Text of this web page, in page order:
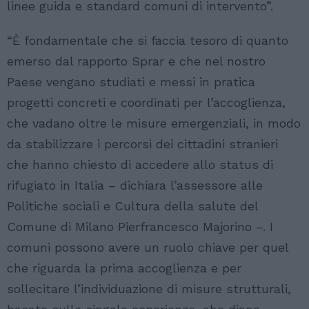
linee guida e standard comuni di intervento”.
“È fondamentale che si faccia tesoro di quanto
emerso dal rapporto Sprar e che nel nostro
Paese vengano studiati e messi in pratica
progetti concreti e coordinati per l’accoglienza,
che vadano oltre le misure emergenziali, in modo
da stabilizzare i percorsi dei cittadini stranieri
che hanno chiesto di accedere allo status di
rifugiato in Italia – dichiara l’assessore alle
Politiche sociali e Cultura della salute del
Comune di Milano Pierfrancesco Majorino –. I
comuni possono avere un ruolo chiave per quel
che riguarda la prima accoglienza e per
sollecitare l’individuazione di misure strutturali,